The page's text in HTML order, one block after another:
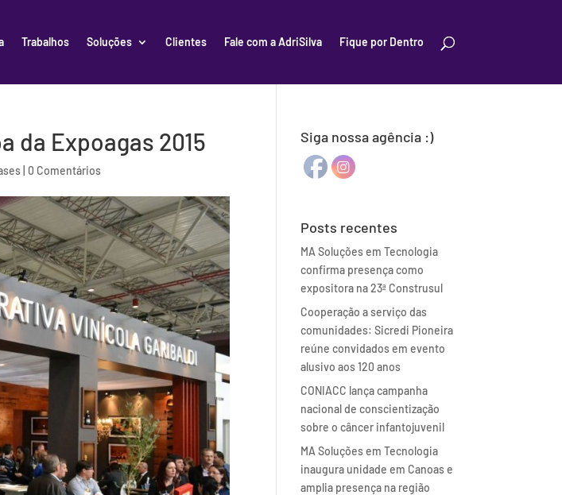
Trabalhos Soluções Clientes Fale com a AdriSilva Fique por Dentro
da Expoagas 2015
0 Comentários
Siga nossa agência :)
Posts recentes
MA Soluções em Tecnologia
confirma presença como
expositora na 23ª Construsul
Cooperação a serviço das
comunidades: Sicredi Pioneira
reúne convidados em evento
alusivo aos 120 anos
CONIACC lança campanha
nacional de conscientização
sobre o câncer infantojuvenil
MA Soluções em Tecnologia
inaugura unidade em Canoas e
amplia presença na região